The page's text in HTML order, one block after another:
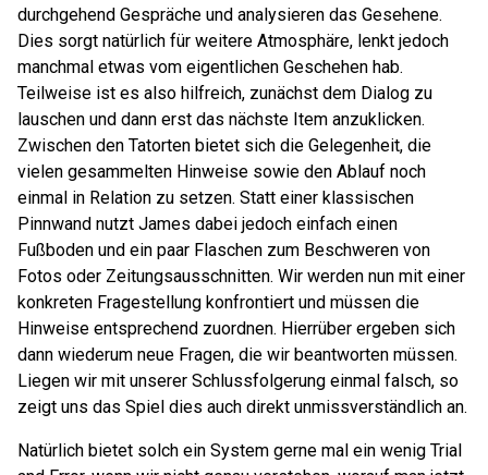
durchgehend Gespräche und analysieren das Gesehene.
Dies sorgt natürlich für weitere Atmosphäre, lenkt jedoch
manchmal etwas vom eigentlichen Geschehen hab.
Teilweise ist es also hilfreich, zunächst dem Dialog zu
lauschen und dann erst das nächste Item anzuklicken.
Zwischen den Tatorten bietet sich die Gelegenheit, die
vielen gesammelten Hinweise sowie den Ablauf noch
einmal in Relation zu setzen. Statt einer klassischen
Pinnwand nutzt James dabei jedoch einfach einen
Fußboden und ein paar Flaschen zum Beschweren von
Fotos oder Zeitungsausschnitten. Wir werden nun mit einer
konkreten Fragestellung konfrontiert und müssen die
Hinweise entsprechend zuordnen. Hierrüber ergeben sich
dann wiederum neue Fragen, die wir beantworten müssen.
Liegen wir mit unserer Schlussfolgerung einmal falsch, so
zeigt uns das Spiel dies auch direkt unmissverständlich an.
Natürlich bietet solch ein System gerne mal ein wenig Trial